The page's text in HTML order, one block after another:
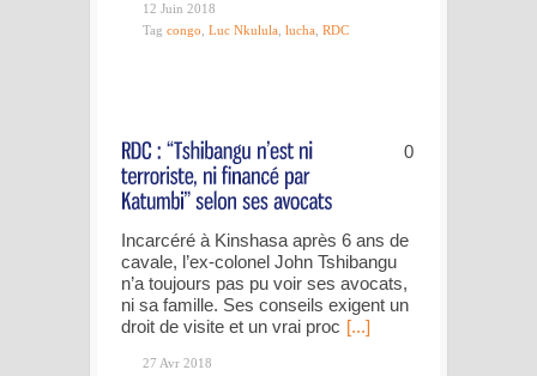
12 Juin 2018
Tag congo Luc Nkulula lucha RDC
0
Incarcéré à Kinshasa après 6 ans de
cavale, l’ex-colonel John Tshibangu
n’a toujours pas pu voir ses avocats,
ni sa famille. Ses conseils exigent un
droit de visite et un vrai proc [...]
27 Avr 2018